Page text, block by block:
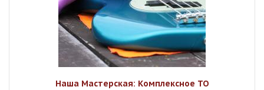
Наша Мастерская: Комплексное ТО